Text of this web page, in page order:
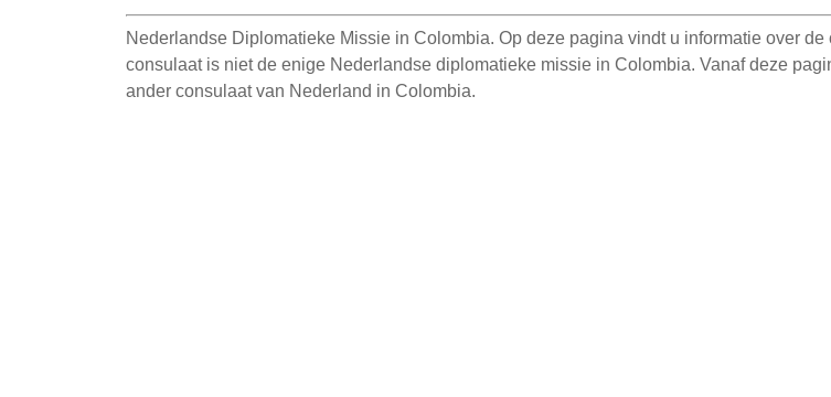
Nederlandse Diplomatieke Missie in Colombia. Op deze pagina vindt u informatie over
consulaat is niet de enige Nederlandse diplomatieke missie in Colombia. Vanaf deze
ander consulaat van Nederland in Colombia.